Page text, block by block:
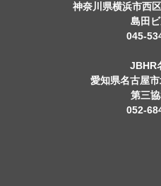
神奈川県横浜市西
島田
045-
JBHR
愛知県名古屋
第三
052-